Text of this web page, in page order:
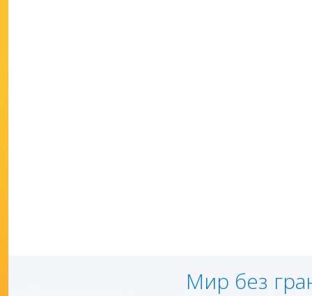
Мир без